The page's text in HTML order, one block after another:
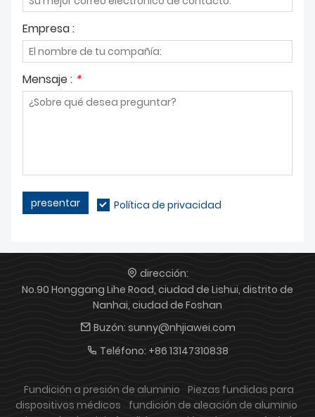
Empresa :
Mensaje : *
presentar Política de privacidad
dirección:
No.90 Honggang Lihe Road, ciudad de Lishui, distrito de
Nanhai, ciudad de Foshan
Buzón: sunny@nhjiawei.com
Teléfono: +86 13147310838
Fundición a presión de aluminio Piezas fundidas para
dispositivos médicos
fundición de aleación de aluminio